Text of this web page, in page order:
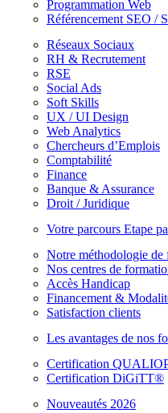
Programmation Web
Référencement SEO /
Réseaux Sociaux
RH & Recrutement
RSE
Social Ads
Soft Skills
UX / UI Design
Web Analytics
Chercheurs d’Emplois
Comptabilité
Finance
Banque & Assurance
Droit / Juridique
Votre parcours Etape
Notre méthodologie de
Nos centres de
Accès Handicap
Financement &
Satisfaction clients
Les avantages de nos
Certification
Certification DiGiTT®
Nouveautés 2026